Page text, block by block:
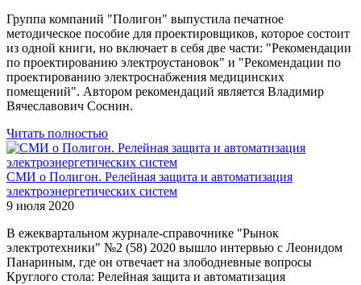
Группа компаний "Полигон" выпустила печатное
методическое пособие для проектировщиков, которое состоит
из одной книги, но включает в себя две части: "Рекомендации
по проектированию электроустановок" и "Рекомендации по
проектированию электроснабжения медицинских
помещений". Автором рекомендаций является Владимир
Вячеславович Соснин.
Читать полностью
СМИ о Полигон. Релейная защита и автоматизация
электроэнергетических систем
9 июля 2020
В ежеквартальном журнале-справочнике "Рынок
электротехники" №2 (58) 2020 вышло интервью с Леонидом
Панариным, где он отвечает на злободневные вопросы
Круглого стола: Релейная защита и автоматизация